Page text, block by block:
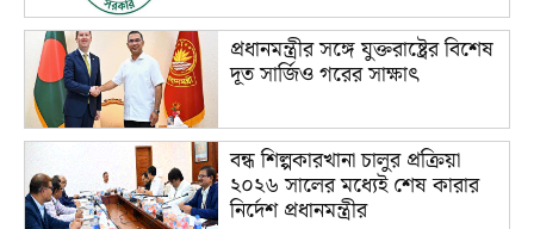
প্রধানমন্ত্রীর সঙ্গে যুক্তরাষ্ট্রের বিশেষ
দূত সার্জিও গরের সাক্ষাৎ
বন্ধ শিল্পকারখানা চালুর প্রক্রিয়া
২০২৬ সালের মধ্যেই শেষ কারার
নির্দেশ প্রধানমন্ত্রীর